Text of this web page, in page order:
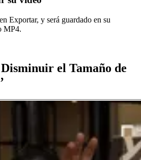
Exportar, y será guardado en su
MP4.
el Tamaño de